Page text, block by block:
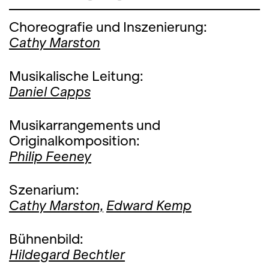
Choreografie und Inszenierung:
Cathy Marston
Musikalische Leitung:
Daniel Capps
Musikarrangements und
Originalkomposition:
Philip Feeney
Szenarium:
Cathy Marston, Edward Kemp
Bühnenbild:
Hildegard Bechtler